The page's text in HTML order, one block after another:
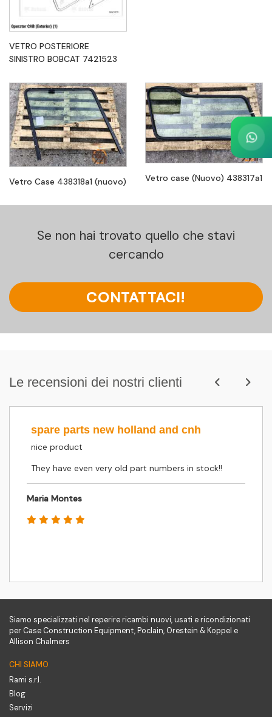
VETRO POSTERIORE
SINISTRO BOBCAT 7421523
Vetro Case 438318a1 (nuovo) Vetro case (Nuovo) 438317a1
Se non hai trovato quello che stavi
cercando
CONTATTACI!
Le recensioni dei nostri clienti
spare parts new holland and cnh
nice product
They have even very old part numbers in stock!!
Maria Montes
Siamo specializzati nel reperire ricambi nuovi, usati e ricondizionati
per Case Construction Equipment, Poclain, Orestein & Koppel e
Allison Chalmers
CHI SIAMO
Rami s.r.l.
Blog
Servizi